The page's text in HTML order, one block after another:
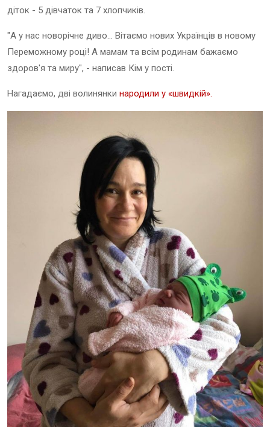
діток - 5 дівчаток та 7 хлопчиків.
"А у нас новорічне диво... Вітаємо нових Українців в новому
Переможному році! А мамам та всім родинам бажаємо
здоров'я та миру", - написав Кім у пості.
Нагадаємо, дві волинянки народили у «швидкій».